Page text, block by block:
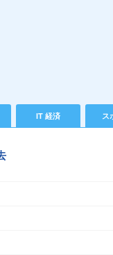
IT 経済 ス